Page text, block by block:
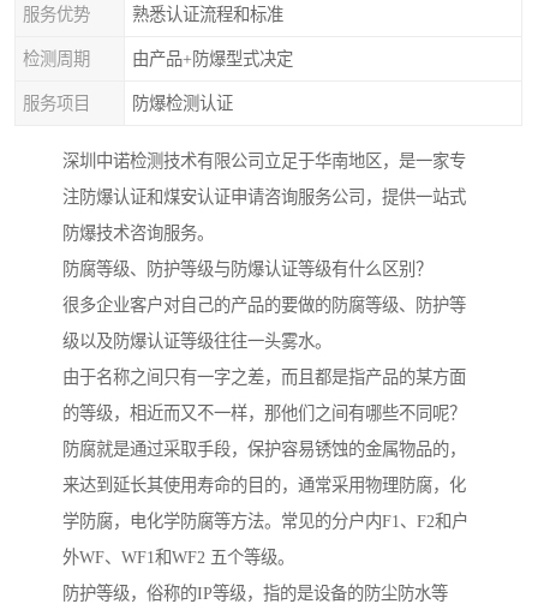
服务优势 熟悉认证流程和标准
检测周期 由产品+防爆型式决定
服务项目 防爆检测认证
深圳中诺检测技术有限公司立足于华南地区，是一家专
注防爆认证和煤安认证申请咨询服务公司，提供一站式
防爆技术咨询服务。
防腐等级、防护等级与防爆认证等级有什么区别？
很多企业客户对自己的产品的要做的防腐等级、防护等
级以及防爆认证等级往往一头雾水。
由于名称之间只有一字之差，而且都是指产品的某方面
的等级，相近而又不一样，那他们之间有哪些不同呢？
防腐就是通过采取手段，保护容易锈蚀的金属物品的，
来达到延长其使用寿命的目的，通常采用物理防腐，化
学防腐，电化学防腐等方法。常见的分户内F1、F2和户
外WF、WF1和WF2 五个等级。
防护等级，俗称的IP等级，指的是设备的防尘防水等